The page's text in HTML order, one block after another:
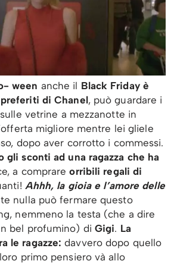
ween anche il Black Friday è
di Chanel, può guardare i
vetrine a mezzanotte in
migliore mentre lei gliele
dopo aver corrotto i commessi.
gli sconti ad una ragazza che ha
a comprareorribili regali di
Ahhh, la gioia e l’amore delle
nulla può fermare questo
nemmeno la testa (che a dire
bel profumino) di Gigi. La
le ragazze: davvero dopo quello
primo pensiero và allo